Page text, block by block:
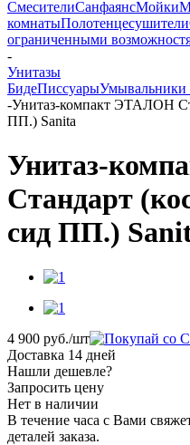
СмесителиСанфаянсМойки
комнатыПолотенцесушители
ограниченными
-
Унитазы
БидеПиссуарыУмывальники
-Унитаз-компакт ЭТАЛОН
ПП.) Sanita
Унитаз-
Стандарт
сид ПП.)
4 900 руб./шт
Доставка 14 дней
Нашли дешевле?
Запросить цену
Нет в наличии
В течение часа с Вами
деталей заказа.